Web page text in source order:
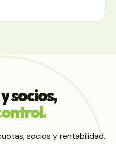
ysocios,
socios y rentabilidad.